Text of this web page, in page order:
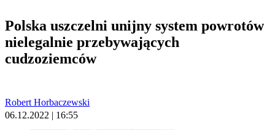
Polska uszczelni unijny system powrotów
nielegalnie przebywających
cudzoziemców
Robert Horbaczewski
06.12.2022 | 16:55